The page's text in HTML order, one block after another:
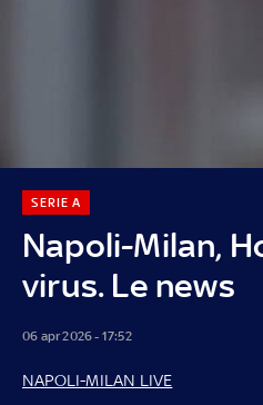
Napoli-Milan,
virus. Le news
SERIE A
06 apr 2026 - 17:52
NAPOLI-MILAN LIVE